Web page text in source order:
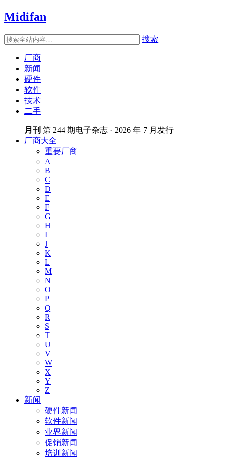
Midifan
搜索
厂商
新闻
硬件
软件
技术
二手
月刊 第 244 期电子杂志 · 2026 年 7 月发行
厂商大全
重要厂商
A
B
C
D
E
F
G
H
I
J
K
L
M
N
O
P
Q
R
S
T
U
V
W
X
Y
Z
新闻
硬件新闻
软件新闻
业界新闻
促销新闻
培训新闻